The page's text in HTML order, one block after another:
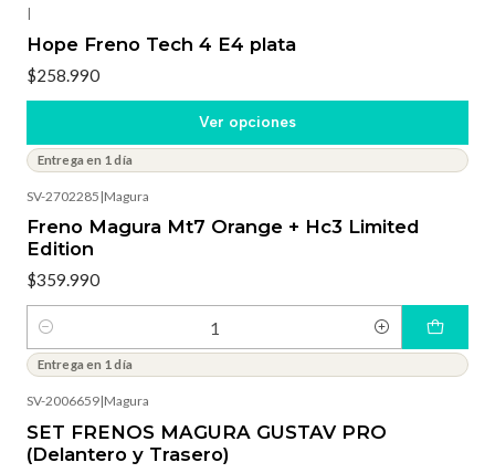
|
Hope Freno Tech 4 E4 plata
$258.990
Ver opciones
Entrega en 1 día
SV-2702285 |Magura
Freno Magura Mt7 Orange + Hc3 Limited
Edition
$359.990
Cantidad
Entrega en 1 día
SV-2006659|Magura
SET FRENOS MAGURA GUSTAV PRO
(Delantero y Trasero)